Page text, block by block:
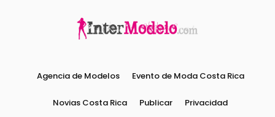
Agencia de Modelos Evento de Moda Costa Rica
Novias Costa Rica Publicar Privacidad